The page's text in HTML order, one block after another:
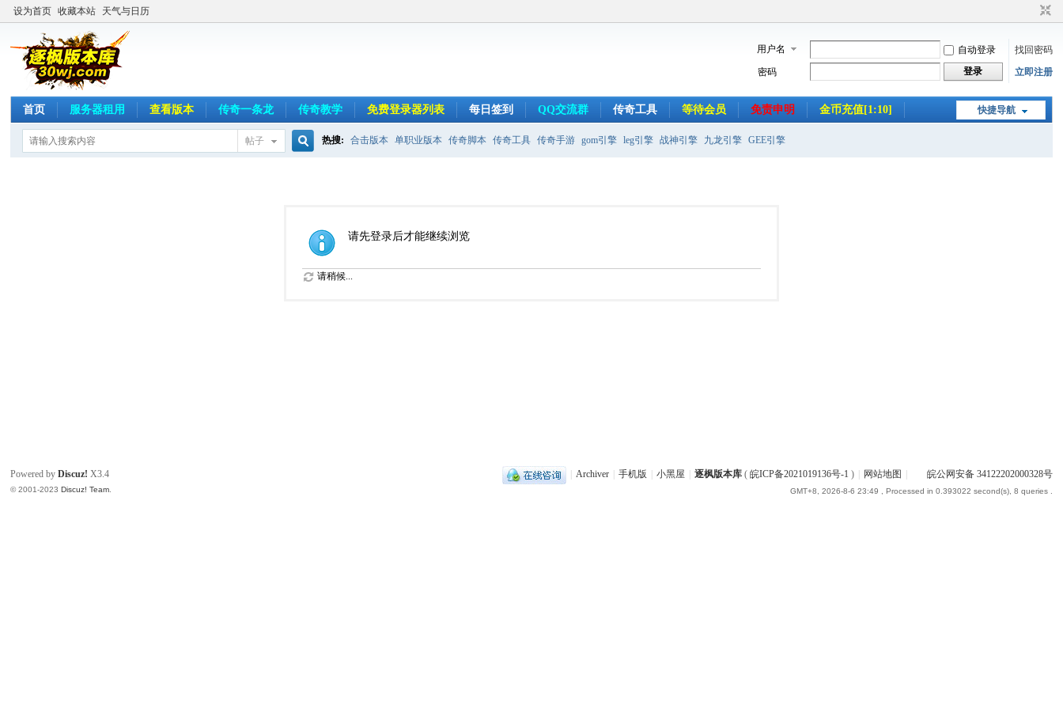
设为首页 收藏本站 天气与日历
用户名 自动登录
找回密码
密码
登录 立即注册
快捷导航
首页 服务器租用 查看版本 传奇一条龙 传奇教学 免费登录器列表 每日签到 QQ交流群 传奇工具 等待会员 免责申明 金币充值[1:10]
帖子 热搜: 合击版本 单职业版本 传奇脚本 传奇工具 传奇手游 gom引擎 leg引擎 战神引擎 九龙引擎 GEE引擎
请先登录后才能继续浏览
请稍候...
Archiver 手机版 小黑屋 逐枫版本库( 皖ICP备2021019136号-1 ) 网站地图 皖公网安备 34122202000328号
GMT+8, 2026-8-6 23:49 , Processed in 0.393022 second(s), 8 queries .
Powered byDiscuz! X3.4
© 2001-2023Discuz! Team